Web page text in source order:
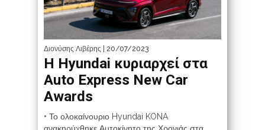
Διονύσης Λιβέρης | 20/07/2023
Η Hyundai κυριαρχεί στα
Auto Express New Car
Awards
• Το ολοκαίνουριο Hyundai KONA